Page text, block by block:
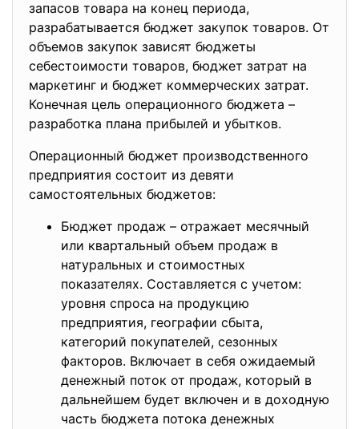
запасов товара на конец периода,
разрабатывается бюджет закупок товаров. От
объемов закупок зависят бюджеты
себестоимости товаров, бюджет затрат на
маркетинг и бюджет коммерческих затрат.
Конечная цель операционного бюджета –
разработка плана прибылей и убытков.
Операционный бюджет производственного
предприятия состоит из девяти
самостоятельных бюджетов:
Бюджет продаж – отражает месячный
или квартальный объем продаж в
натуральных и стоимостных
показателях. Составляется с учетом:
уровня спроса на продукцию
предприятия, географии сбыта,
категорий покупателей, сезонных
факторов. Включает в себя ожидаемый
денежный поток от продаж, который в
дальнейшем будет включен и в доходную
часть бюджета потока денежных